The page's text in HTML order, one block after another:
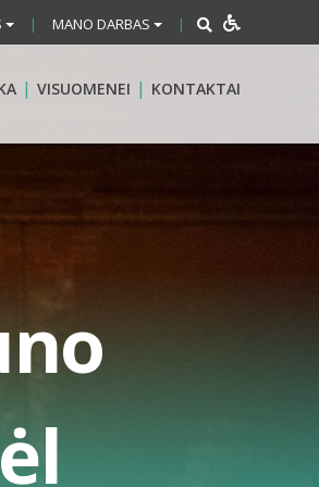
| MANO DARBAS |
VISUOMENEI KONTAKTAI